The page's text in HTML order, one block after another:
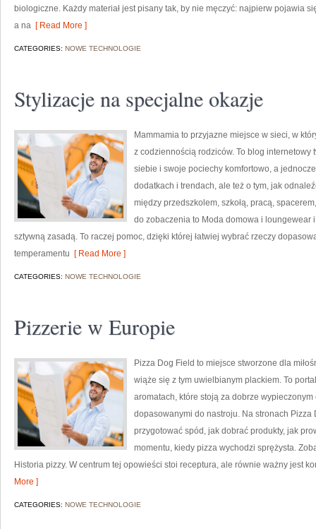
biologiczne. Każdy materiał jest pisany tak, by nie męczyć: najpierw pojawia
a na [ Read More ]
CATEGORIES: NOWE TECHNOLOGIE
Stylizacje na specjalne okazje
Mammamia to przyjazne miejsce w sieci, w
z codziennością rodziców. To blog internetowy
siebie i swoje pociechy komfortowo, a
dodatkach i trendach, ale też o tym, jak
między przedszkolem, szkołą, pracą,
do zobaczenia to Moda domowa i loungewear
sztywną zasadą. To raczej pomoc, dzięki której łatwiej wybrać rzeczy
temperamentu [ Read More ]
CATEGORIES: NOWE TECHNOLOGIE
Pizzerie w Europie
Pizza Dog Field to miejsce stworzone dla
wiąże się z tym uwielbianym plackiem. To
aromatach, które stoją za dobrze
dopasowanymi do nastroju. Na stronach Pizza
przygotować spód, jak dobrać produkty, jak
momentu, kiedy pizza wychodzi sprężysta.
Historia pizzy. W centrum tej opowieści stoi receptura, ale równie ważny jest
More ]
CATEGORIES: NOWE TECHNOLOGIE